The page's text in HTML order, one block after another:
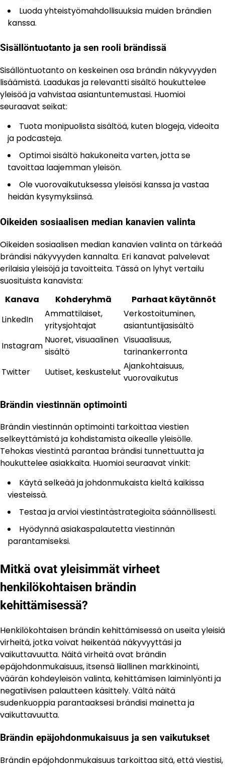
Luoda yhteistyömahdollisuuksia muiden brändien
kanssa.
Sisällöntuotanto ja sen rooli brändissä
Sisällöntuotanto on keskeinen osa brändin näkyvyyden
lisäämistä. Laadukas ja relevantti sisältö houkuttelee
yleisöä ja vahvistaa asiantuntemustasi. Huomioi
seuraavat seikat:
Tuota monipuolista sisältöä, kuten blogeja, videoita
ja podcasteja.
Optimoi sisältö hakukoneita varten, jotta se
tavoittaa laajemman yleisön.
Ole vuorovaikutuksessa yleisösi kanssa ja vastaa
heidän kysymyksiinsä.
Oikeiden sosiaalisen median kanavien valinta
Oikeiden sosiaalisen median kanavien valinta on tärkeää
brändisi näkyvyyden kannalta. Eri kanavat palvelevat
erilaisia yleisöjä ja tavoitteita. Tässä on lyhyt vertailu
suosituista kanavista:
Kanava
Kohderyhmä
Parhaat käytännöt
LinkedIn
Ammattilaiset,
yritysjohtajat
Verkostoituminen,
asiantuntijasisältö
Instagram
Nuoret, visuaalinen
sisältö
Visuaalisuus,
tarinankerronta
Twitter
Uutiset, keskustelut
Ajankohtaisuus,
vuorovaikutus
Brändin viestinnän optimointi
Brändin viestinnän optimointi tarkoittaa viestien
selkeyttämistä ja kohdistamista oikealle yleisölle.
Tehokas viestintä parantaa brändisi tunnettuutta ja
houkuttelee asiakkaita. Huomioi seuraavat vinkit:
Käytä selkeää ja johdonmukaista kieltä kaikissa
viesteissä.
Testaa ja arvioi viestintästrategioita säännöllisesti.
Hyödynnä asiakaspalautetta viestinnän
parantamiseksi.
Mitkä ovat yleisimmät virheet
henkilökohtaisen brändin
kehittämisessä?
Henkilökohtaisen brändin kehittämisessä on useita yleisiä
virheitä, jotka voivat heikentää näkyvyyttäsi ja
vaikuttavuutta. Näitä virheitä ovat brändin
epäjohdonmukaisuus, itsensä liiallinen markkinointi,
väärän kohdeyleisön valinta, kehittämisen laiminlyönti ja
negatiivisen palautteen käsittely. Vältä näitä
sudenkuoppia parantaaksesi brändisi mainetta ja
vaikuttavuutta.
Brändin epäjohdonmukaisuus ja sen vaikutukset
Brändin epäjohdonmukaisuus tarkoittaa sitä, että viestisi,